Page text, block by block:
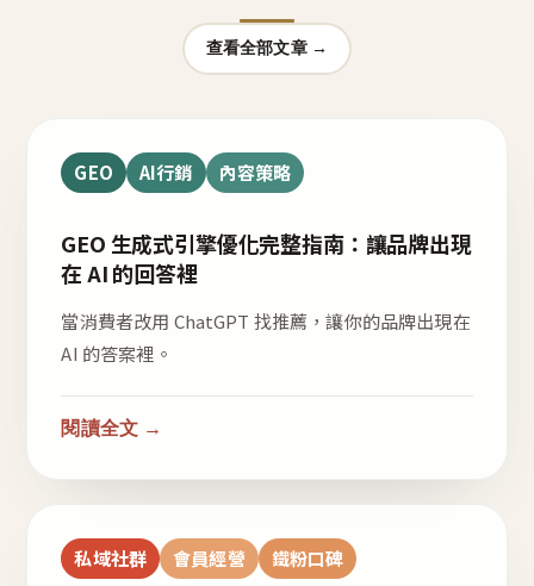
查看全部文章 →
GEO AI行銷 內容策略
GEO 生成式引擎優化完整指南：讓品牌出現
在 AI 的回答裡
當消費者改用 ChatGPT 找推薦，讓你的品牌出現在
AI 的答案裡。
閱讀全文 →
私域社群 會員經營 鐵粉口碑